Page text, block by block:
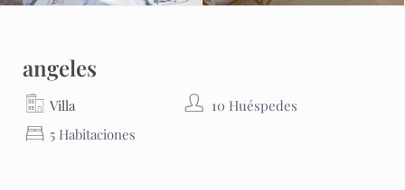
angeles
Villa
10 Huéspedes
5 Habitaciones